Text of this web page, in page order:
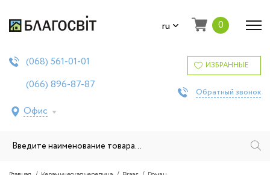
ru 0
(068) 561-01-01
(066) 896-87-87
Офис
ИЗБРАННЫЕ
Обратный звонок